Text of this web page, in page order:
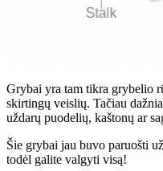
Grybai yra tam tikra grybelio
skirtingų veislių. Tačiau
uždarų puodelių, kaštonų ar
Šie grybai jau buvo paruošti
todėl galite valgyti visą!